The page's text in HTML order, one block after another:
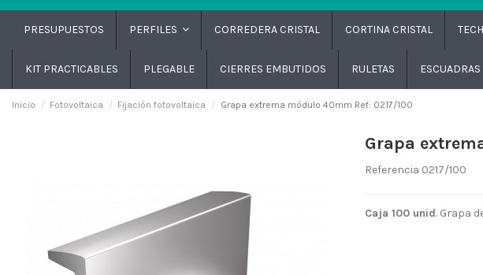
PRESUPUESTOS PERFILES CORREDERA CRISTAL CORTINA CRISTAL
KIT PRACTICABLES PLEGABLE CIERRES EMBUTIDOS RULETAS ESCUADRAS
Inicio Fotovoltaica Fijación fotovoltaica Grapa extrema módulo 40mm Ref: 0217/100
Grapa
Referencia 0217/100
Caja 100 unid. Grapa